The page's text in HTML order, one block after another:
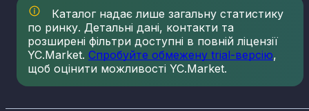
Каталог надає лише загальну статистику
по ринку. Детальні дані, контакти та
розширені фільтри доступні в повній ліцензії
YC.Market. Спробуйте обмежену trial-версію,
щоб оцінити можливості YC.Market.